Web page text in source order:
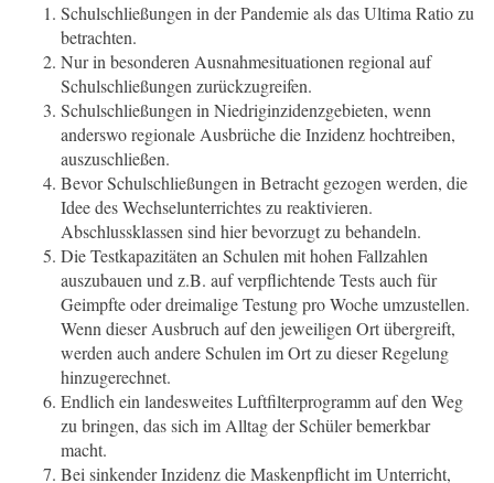
Schulschließungen in der Pandemie als das Ultima Ratio zu
betrachten.
Nur in besonderen Ausnahmesituationen regional auf
Schulschließungen zurückzugreifen.
Schulschließungen in Niedriginzidenzgebieten, wenn
anderswo regionale Ausbrüche die Inzidenz hochtreiben,
auszuschließen.
Bevor Schulschließungen in Betracht gezogen werden, die
Idee des Wechselunterrichtes zu reaktivieren.
Abschlussklassen sind hier bevorzugt zu behandeln.
Die Testkapazitäten an Schulen mit hohen Fallzahlen
auszubauen und z.B. auf verpflichtende Tests auch für
Geimpfte oder dreimalige Testung pro Woche umzustellen.
Wenn dieser Ausbruch auf den jeweiligen Ort übergreift,
werden auch andere Schulen im Ort zu dieser Regelung
hinzugerechnet.
Endlich ein landesweites Luftfilterprogramm auf den Weg
zu bringen, das sich im Alltag der Schüler bemerkbar
macht.
Bei sinkender Inzidenz die Maskenpflicht im Unterricht,